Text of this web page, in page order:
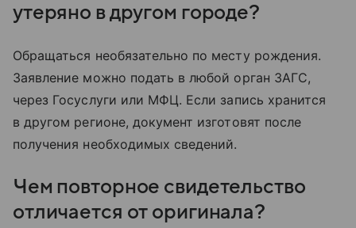
утеряно в другом городе?
Обращаться необязательно по месту рождения.
Заявление можно подать в любой орган ЗАГС,
через Госуслуги или МФЦ. Если запись хранится
в другом регионе, документ изготовят после
получения необходимых сведений.
Чем повторное свидетельство
отличается от оригинала?